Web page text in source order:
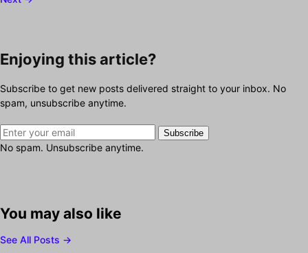
Enjoying this article?
Subscribe to get new posts delivered straight to your inbox. No
spam, unsubscribe anytime.
Subscribe
No spam. Unsubscribe anytime.
You may also like
See All Posts →